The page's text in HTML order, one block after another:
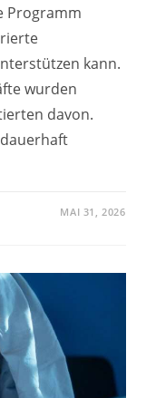
Programm
kann.
wurden
davon.
MAI 31, 2026